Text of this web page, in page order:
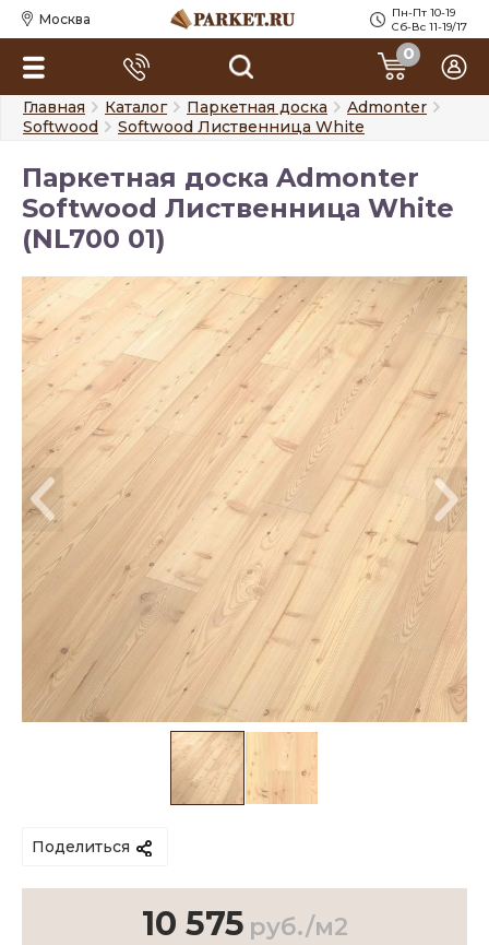
Москва
Пн-Пт 10-19
Сб-Вс 11-19/17
0
Главная Каталог Паркетная доска
Admonter
Softwood
Softwood Лиственница White
Паркетная доска Admonter
Softwood Лиственница White
(NL700 01)
Поделиться
10 575 руб./м2